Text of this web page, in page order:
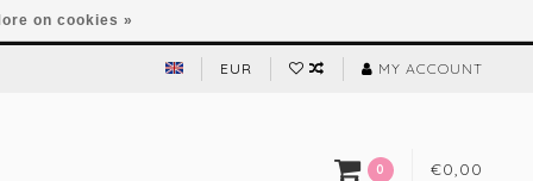
EUR MY ACCOUNT
0 €0,00
on cookies »